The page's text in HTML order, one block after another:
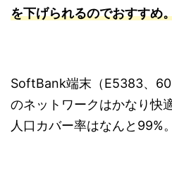
を下げられるのでおすすめ
SoftBank端末（E5383、
のネットワークはかなり快
人口カバー率はなんと99%。